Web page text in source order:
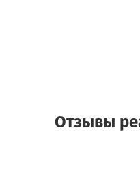
Отзывы